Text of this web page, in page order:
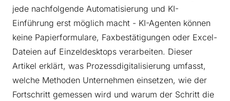
jede nachfolgende Automatisierung und KI-
Einführung erst möglich macht - KI-Agenten können
keine Papierformulare, Faxbestätigungen oder Excel-
Dateien auf Einzeldesktops verarbeiten. Dieser
Artikel erklärt, was Prozessdigitalisierung umfasst,
welche Methoden Unternehmen einsetzen, wie der
Fortschritt gemessen wird und warum der Schritt die